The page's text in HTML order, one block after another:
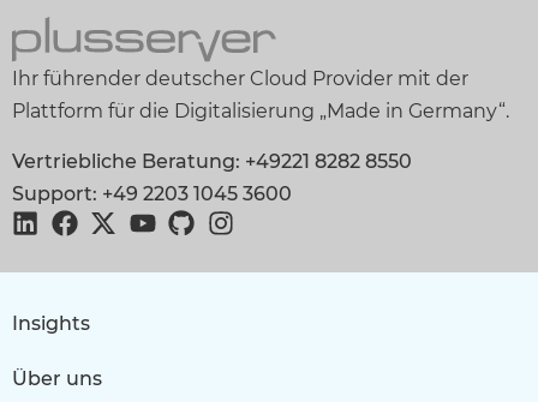
Ihr führender deutscher Cloud Provider mit der
Plattform für die Digitalisierung „Made in Germany“.
Vertriebliche Beratung: +49221 8282 8550
Support: +49 2203 1045 3600
Insights
Über uns